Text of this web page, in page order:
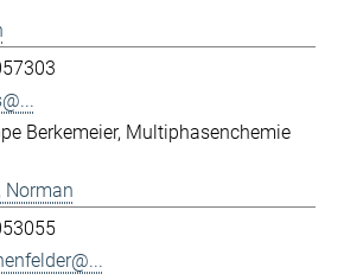
Berkemeier Multiphasenchemie
Norman